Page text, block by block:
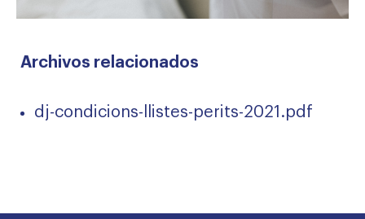
Archivos relacionados
dj-condicions-llistes-perits-2021.pdf